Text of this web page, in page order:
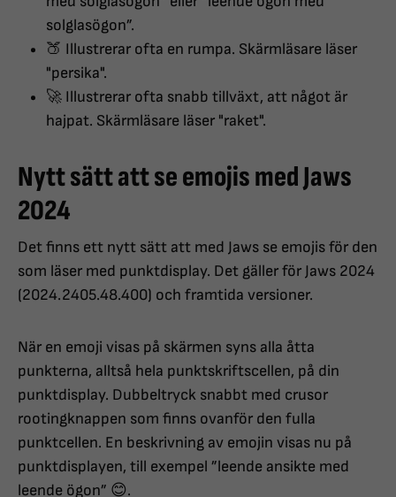
solglasögon”.
🍑 Illustrerar ofta en rumpa. Skärmläsare läser
"persika".
🚀 Illustrerar ofta snabb tillväxt, att något är
hajpat. Skärmläsare läser "raket".
Nytt sätt att se emojis med Jaws
2024
Det finns ett nytt sätt att med Jaws se emojis för den
som läser med punktdisplay. Det gäller för Jaws 2024
(2024.2405.48.400) och framtida versioner.
När en emoji visas på skärmen syns alla åtta
punkterna, alltså hela punktskriftscellen, på din
punktdisplay. Dubbeltryck snabbt med crusor
rootingknappen som finns ovanför den fulla
punktcellen. En beskrivning av emojin visas nu på
punktdisplayen, till exempel ”leende ansikte med
leende ögon” 😊.